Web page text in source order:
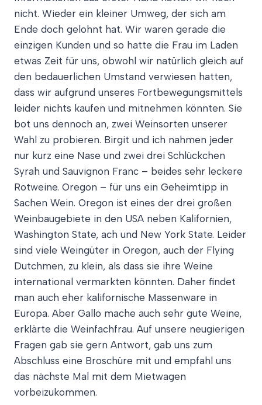
nicht. Wieder ein kleiner Umweg, der sich am
Ende doch gelohnt hat. Wir waren gerade die
einzigen Kunden und so hatte die Frau im Laden
etwas Zeit für uns, obwohl wir natürlich gleich auf
den bedauerlichen Umstand verwiesen hatten,
dass wir aufgrund unseres Fortbewegungsmittels
leider nichts kaufen und mitnehmen könnten. Sie
bot uns dennoch an, zwei Weinsorten unserer
Wahl zu probieren. Birgit und ich nahmen jeder
nur kurz eine Nase und zwei drei Schlückchen
Syrah und Sauvignon Franc – beides sehr leckere
Rotweine. Oregon – für uns ein Geheimtipp in
Sachen Wein. Oregon ist eines der drei großen
Weinbaugebiete in den USA neben Kalifornien,
Washington State, ach und New York State. Leider
sind viele Weingüter in Oregon, auch der Flying
Dutchmen, zu klein, als dass sie ihre Weine
international vermarkten könnten. Daher findet
man auch eher kalifornische Massenware in
Europa. Aber Gallo mache auch sehr gute Weine,
erklärte die Weinfachfrau. Auf unsere neugierigen
Fragen gab sie gern Antwort, gab uns zum
Abschluss eine Broschüre mit und empfahl uns
das nächste Mal mit dem Mietwagen
vorbeizukommen.